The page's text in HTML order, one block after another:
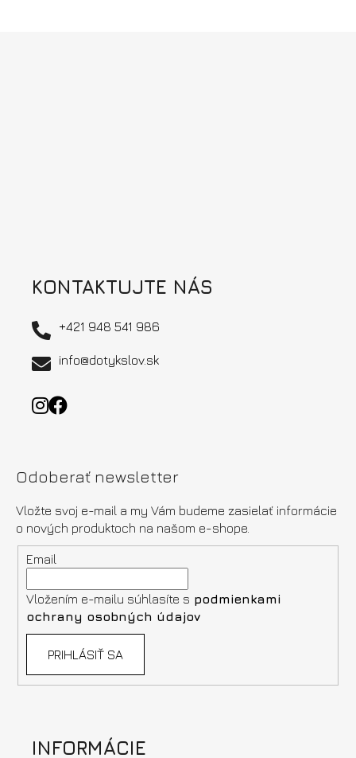
KONTAKTUJTE NÁS
+421 948 541 986
info@dotykslov.sk
Odoberať newsletter
Vložte svoj e-mail a my Vám budeme zasielať informácie
o nových produktoch na našom e-shope.
Email
Vložením e-mailu súhlasíte s podmienkami
ochrany osobných údajov
PRIHLÁSIŤ SA
INFORMÁCIE